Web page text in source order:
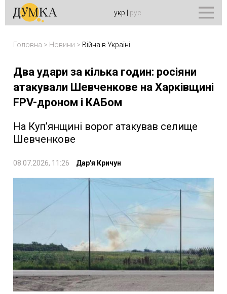
укр рус
Головна > Новини > Війна в Україні
Два удари за кілька годин: росіяни
атакували Шевченкове на Харківщині
FPV-дроном і КАБом
На Куп’янщині ворог атакував селище
Шевченкове
08.07.2026, 11:26 Дар'я Кричун